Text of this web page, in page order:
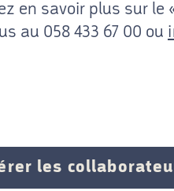
en savoir plus sur le
au 058 433 67 00 ou
les